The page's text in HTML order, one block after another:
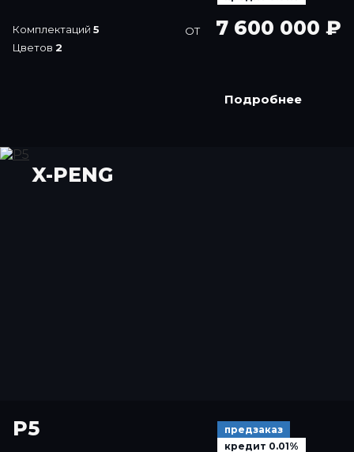
Комплектаций 5
Цветов 2
ОТ 7 600 000 ₽
Подробнее
X-PENG
P5
предзаказ
кредит 0.01%